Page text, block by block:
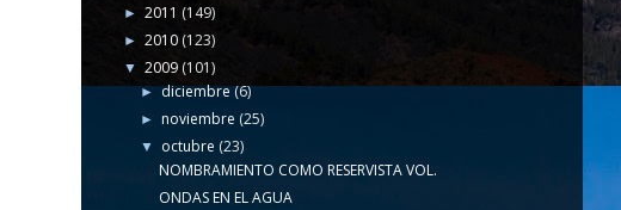
► 2011 (149)
► 2010 (123)
▼ 2009 (101)
► diciembre(6)
►noviembre (25)
▼ octubre (23)
NOMBRAMIENTO COMO RESERVISTA VOL.
ONDAS EN EL AGUA